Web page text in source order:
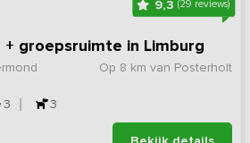
9,3 (29 reviews)
groepsruimte in Limburg
Op 8 km van Posterholt
3 3